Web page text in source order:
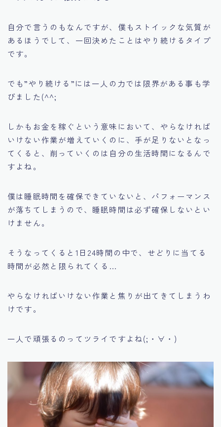
自分で言うのもなんですが、僕もストイックな気質が
あるほうでして、一回決めたことはやり続けるタイプ
です。
でも”やり続ける”には一人の力では限界がある事も学
びました(^^;
しかも お金を稼ぐ という意味において、やらなければ
いけない作業が増えていくのに、手が足りないとなっ
てくると、削っていくのは自分の生活時間になるんで
すよね。
僕は睡眠時間を確保できていないと、パフォーマンス
が落ちてしまうので、睡眠時間は必ず確保しないとい
けません。
そうなってくると1日24時間の中で、せどりに当てる
時間が必然と限られてくる…
やらなければいけない作業と焦りが出てきてしまうわ
けです。
一人で頑張るのってツライですよね(;・∀・)